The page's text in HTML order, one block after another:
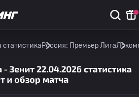
Россия: Премьер Лига
Зенит 22.04.2026 статистика
и обзор матча